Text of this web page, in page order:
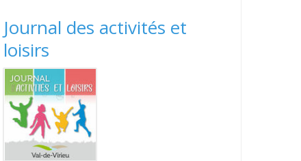
Journal des activités et
loisirs